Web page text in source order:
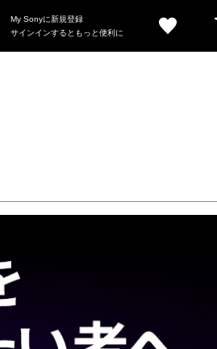
My Sonyに新規登録
サインインするともっと便利に